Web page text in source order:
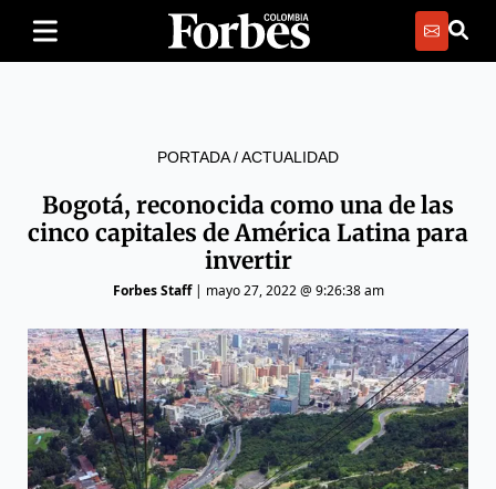
PORTADA/ACTUALIDAD
Bogotá, reconocida como una de las
cinco capitales de América Latina para
invertir
Forbes Staff| mayo 27, 2022 @ 9:26:38 am